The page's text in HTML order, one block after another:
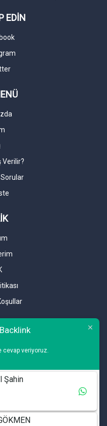
EDİN
Verilir?
Sorular
75 87
461 75 87
Backlink
cevap veriyoruz.
Şahin